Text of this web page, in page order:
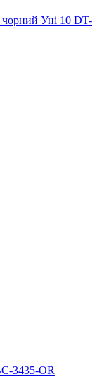
чорний Уні 10 DT-
3435-OR